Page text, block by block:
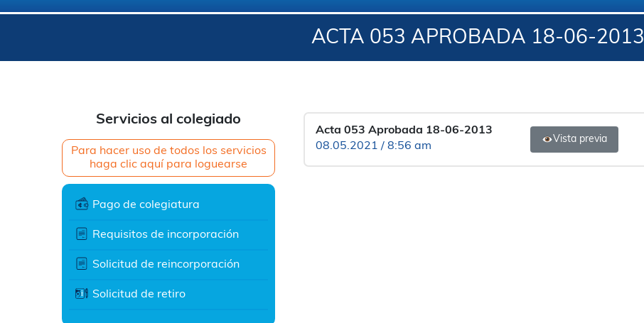
ACTA 053 APROBADA 18-06-2013
Servicios al colegiado
Para hacer uso de todos los servicios
haga clic aquí para loguearse
Pago de colegiatura
Requisitos de incorporación
Solicitud de reincorporación
Solicitud de retiro
Acta 053 Aprobada 18-06-2013
08.05.2021 / 8:56 am
Vista previa